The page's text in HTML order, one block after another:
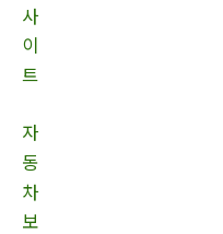
사
이
트
자
동
차
보